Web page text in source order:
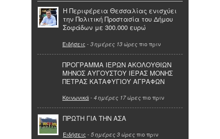
Η Περιφέρεια Θεσσαλίας ενισχύει
την Πολιτική Προστασία του Δήμου
Σοφάδων με 300.000 ευρώ
Ειδήσεις - 3 ημέρες 13 ώρες πιο πριν
ΠΡΟΓΡΑΜΜΑ ΙΕΡΩΝ ΑΚΟΛΟΥΘΙΩΝ
ΜΗΝΟΣ ΑΥΓΟΥΣΤΟΥ ΙΕΡΑΣ ΜΟΝΗΣ
ΠΕΤΡΑΣ ΚΑΤΑΦΥΓΙΟΥ ΑΓΡΑΦΩΝ
Κοινωνικά- 4 ημέρες 17 ώρες πιο πριν
ΠΡΩΤΗ ΓΙΑ ΤΗΝ ΑΣΑ
Ειδήσεις - 5 ημέρες 3 ώρες πιο πριν